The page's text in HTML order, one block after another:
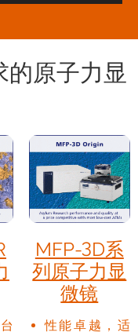
的原子力显
MFP-3D系
列原子力显
微镜
性能卓越，适